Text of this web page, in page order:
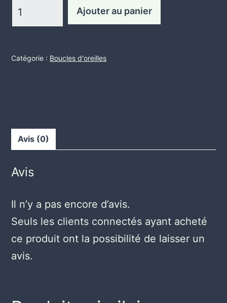
Ajouter au panier
Catégorie : Boucles d'oreilles
Avis (0)
Avis
Il n’y a pas encore d’avis.
Seuls les clients connectés ayant acheté
ce produit ont la possibilité de laisser un
avis.